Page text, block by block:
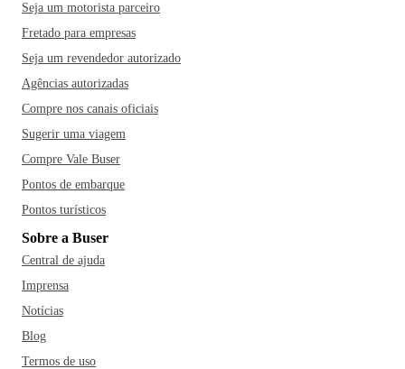
Seja um motorista parceiro
Fretado para empresas
Seja um revendedor autorizado
Agências autorizadas
Compre nos canais oficiais
Sugerir uma viagem
Compre Vale Buser
Pontos de embarque
Pontos turísticos
Sobre a Buser
Central de ajuda
Imprensa
Notícias
Blog
Termos de uso